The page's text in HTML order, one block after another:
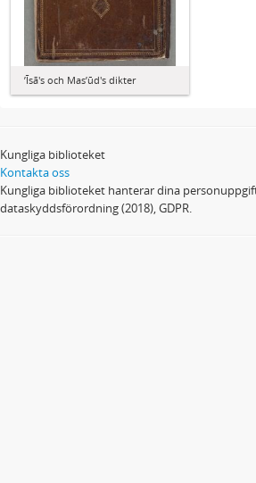
ʼĪsā's och Masʼūd's dikter
Kungliga biblioteket
Kontakta oss
Kungliga biblioteket hanterar dina
dataskyddsförordning (2018), GDPR.